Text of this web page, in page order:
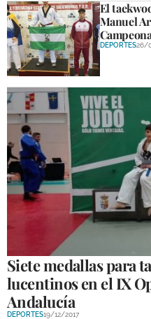
El
Manuel
DEPORTES26/
Siete medallas para
lucentinos en el IX
Andalucía
DEPORTES19/12/2017